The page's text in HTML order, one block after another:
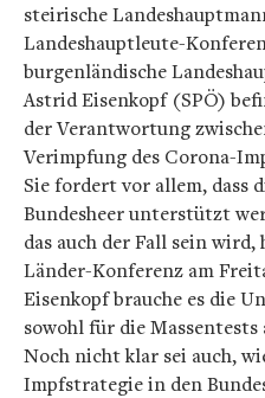
steirische
Landeshauptleute-
burgenländische
Astrid Eisenkopf (SPÖ)
der Verantwortung
Verimpfung des Corona-
Sie fordert vor allem, dass
Bundesheer unterstützt
das auch der Fall sein wird,
Länder-Konferenz am
Eisenkopf brauche es die
sowohl für die
Noch nicht klar sei auch,
Impfstrategie in den